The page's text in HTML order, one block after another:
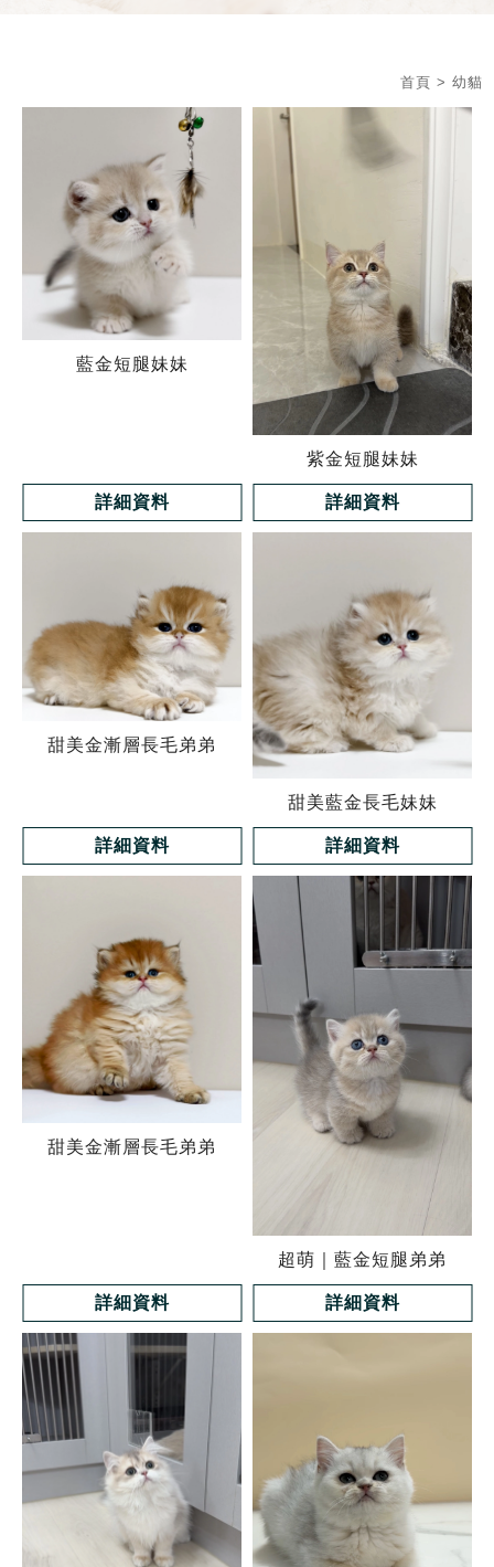
首頁 > 幼貓
藍金短腿妹妹
詳細資料
紫金短腿妹妹
詳細資料
甜美金漸層長毛弟弟
詳細資料
甜美藍金長毛妹妹
詳細資料
甜美金漸層長毛弟弟
詳細資料
超萌｜藍金短腿弟弟
詳細資料